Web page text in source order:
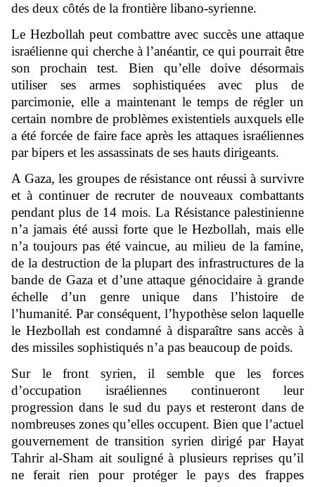
des deux côtés de la frontière libano-syrienne.
Le Hezbollah peut combattre avec succès une attaque
israélienne qui cherche à l’anéantir, ce qui pourrait être
son prochain test. Bien qu’elle doive désormais
utiliser ses armes sophistiquées avec plus de
parcimonie, elle a maintenant le temps de régler un
certain nombre de problèmes existentiels auxquels elle
a été forcée de faire face après les attaques israéliennes
par bipers et les assassinats de ses hauts dirigeants.
A Gaza, les groupes de résistance ont réussi à survivre
et à continuer de recruter de nouveaux combattants
pendant plus de 14 mois. La Résistance palestinienne
n’a jamais été aussi forte que le Hezbollah, mais elle
n’a toujours pas été vaincue, au milieu de la famine,
de la destruction de la plupart des infrastructures de la
bande de Gaza et d’une attaque génocidaire à grande
échelle d’un genre unique dans l’histoire de
l’humanité. Par conséquent, l’hypothèse selon laquelle
le Hezbollah est condamné à disparaître sans accès à
des missiles sophistiqués n’a pas beaucoup de poids.
Sur le front syrien, il semble que les forces
d’occupation israéliennes continueront leur
progression dans le sud du pays et resteront dans de
nombreuses zones qu’elles occupent. Bien que l’actuel
gouvernement de transition syrien dirigé par Hayat
Tahrir al-Sham ait souligné à plusieurs reprises qu’il
ne ferait rien pour protéger le pays des frappes